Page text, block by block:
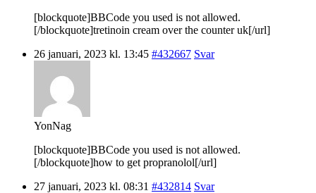
[blockquote]BBCode you used is not allowed.
[/blockquote]tretinoin cream over the counter uk[/url]
26 januari, 2023 kl. 13:45 #432667 Svar
YonNag
[blockquote]BBCode you used is not allowed.
[/blockquote]how to get propranolol[/url]
27 januari, 2023 kl. 08:31 #432814 Svar